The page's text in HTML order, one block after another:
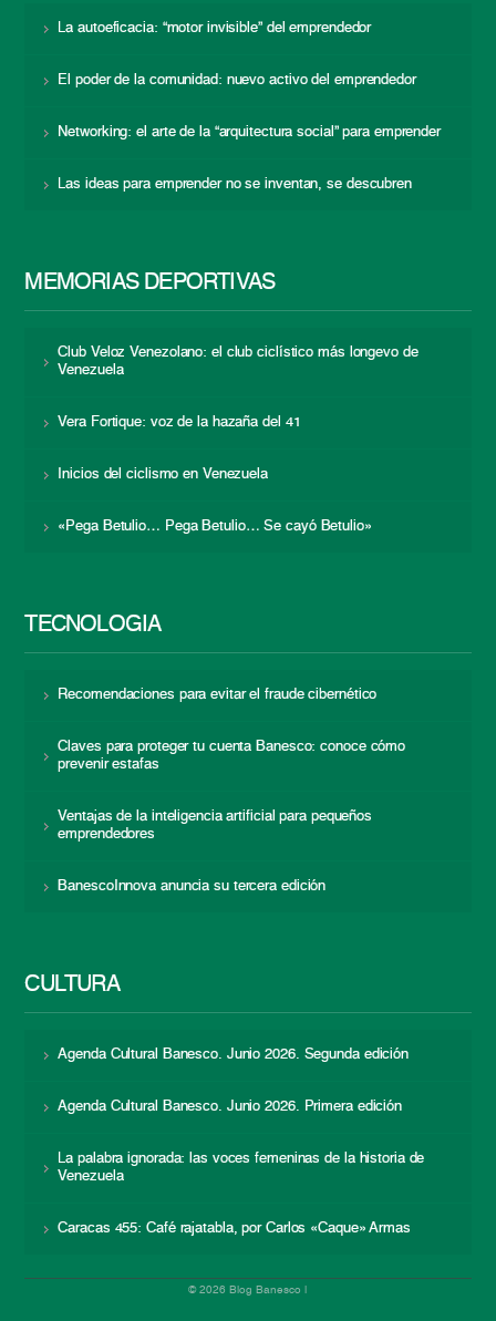
La autoeficacia: “motor invisible” del emprendedor
El poder de la comunidad: nuevo activo del emprendedor
Networking: el arte de la “arquitectura social” para emprender
Las ideas para emprender no se inventan, se descubren
MEMORIAS DEPORTIVAS
Club Veloz Venezolano: el club ciclístico más longevo de
Venezuela
Vera Fortique: voz de la hazaña del 41
Inicios del ciclismo en Venezuela
«Pega Betulio… Pega Betulio… Se cayó Betulio»
TECNOLOGÍA
Recomendaciones para evitar el fraude cibernético
Claves para proteger tu cuenta Banesco: conoce cómo
prevenir estafas
Ventajas de la inteligencia artificial para pequeños
emprendedores
BanescoInnova anuncia su tercera edición
CULTURA
Agenda Cultural Banesco. Junio 2026. Segunda edición
Agenda Cultural Banesco. Junio 2026. Primera edición
La palabra ignorada: las voces femeninas de la historia de
Venezuela
Caracas 455: Café rajatabla, por Carlos «Caque» Armas
© 2026 Blog Banesco |